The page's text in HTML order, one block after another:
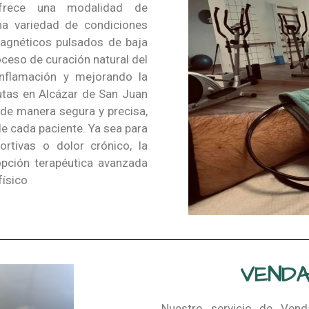
una modalidad de
variedad de condiciones
pulsados de baja
de curación natural del
y mejorando la
en Alcázar de San Juan
manera segura y precisa,
cada paciente. Ya sea para
o dolor crónico, la
terapéutica avanzada